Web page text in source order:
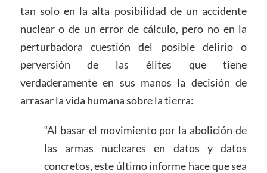
tan solo en la alta posibilidad de un accidente
nuclear o de un error de cálculo, pero no en la
perturbadora cuestión del posible delirio o
perversión de las élites que tiene
verdaderamente en sus manos la decisión de
arrasar la vida humana sobre la tierra:
“Al basar el movimiento por la abolición de
las armas nucleares en datos y datos
concretos, este último informe hace que sea